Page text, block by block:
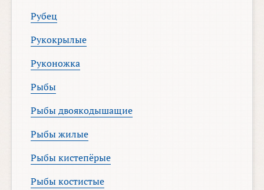
Рубец
Рукокрылые
Руконожка
Рыбы
Рыбы двоякодышащие
Рыбы жилые
Рыбы кистепёрые
Рыбы костистые